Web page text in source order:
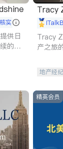
实
供日
的护
Tracy
Tracy
产之旅
地产经纪
精英会员